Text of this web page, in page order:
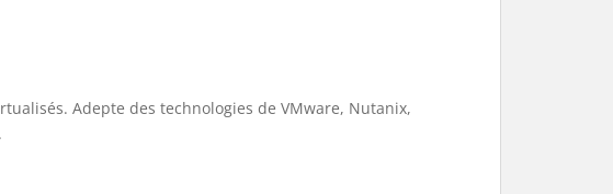
Adepte des technologies de VMware, Nutanix,